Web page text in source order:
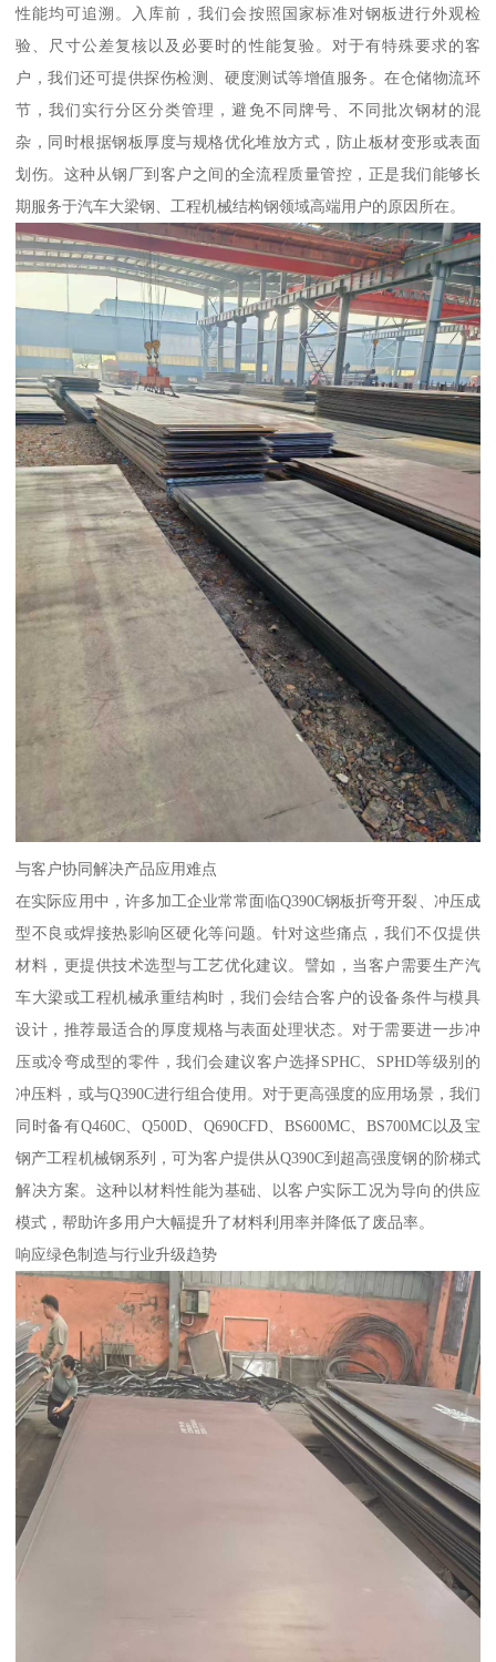
性能均可追溯。入库前，我们会按照国家标准对钢板进行外观检
验、尺寸公差复核以及必要时的性能复验。对于有特殊要求的客
户，我们还可提供探伤检测、硬度测试等增值服务。在仓储物流环
节，我们实行分区分类管理，避免不同牌号、不同批次钢材的混
杂，同时根据钢板厚度与规格优化堆放方式，防止板材变形或表面
划伤。这种从钢厂到客户之间的全流程质量管控，正是我们能够长
期服务于汽车大梁钢、工程机械结构钢领域高端用户的原因所在。
与客户协同解决产品应用难点
在实际应用中，许多加工企业常常面临Q390C钢板折弯开裂、冲压成
型不良或焊接热影响区硬化等问题。针对这些痛点，我们不仅提供
材料，更提供技术选型与工艺优化建议。譬如，当客户需要生产汽
车大梁或工程机械承重结构时，我们会结合客户的设备条件与模具
设计，推荐最适合的厚度规格与表面处理状态。对于需要进一步冲
压或冷弯成型的零件，我们会建议客户选择SPHC、SPHD等级别的
冲压料，或与Q390C进行组合使用。对于更高强度的应用场景，我们
同时备有Q460C、Q500D、Q690CFD、BS600MC、BS700MC以及宝
钢产工程机械钢系列，可为客户提供从Q390C到超高强度钢的阶梯式
解决方案。这种以材料性能为基础、以客户实际工况为导向的供应
模式，帮助许多用户大幅提升了材料利用率并降低了废品率。
响应绿色制造与行业升级趋势